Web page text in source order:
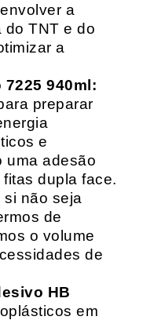
a
do TNT e do
a
940ml:
preparar
e
uma adesão
dupla face.
si não seja
de
o volume
de
HB
em